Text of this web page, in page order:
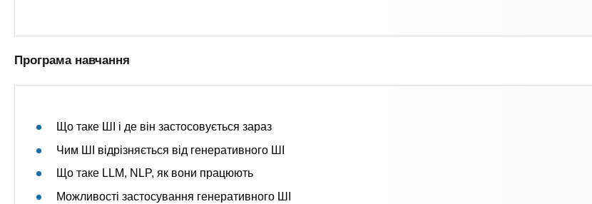
Програма навчання
Що таке ШІ і де він застосовується зараз
Чим ШІ відрізняється від генеративного ШІ
Що таке LLM, NLP, як вони працюють
Можливості застосування генеративного ШІ